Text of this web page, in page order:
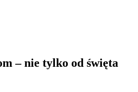
– nie tylko od święta